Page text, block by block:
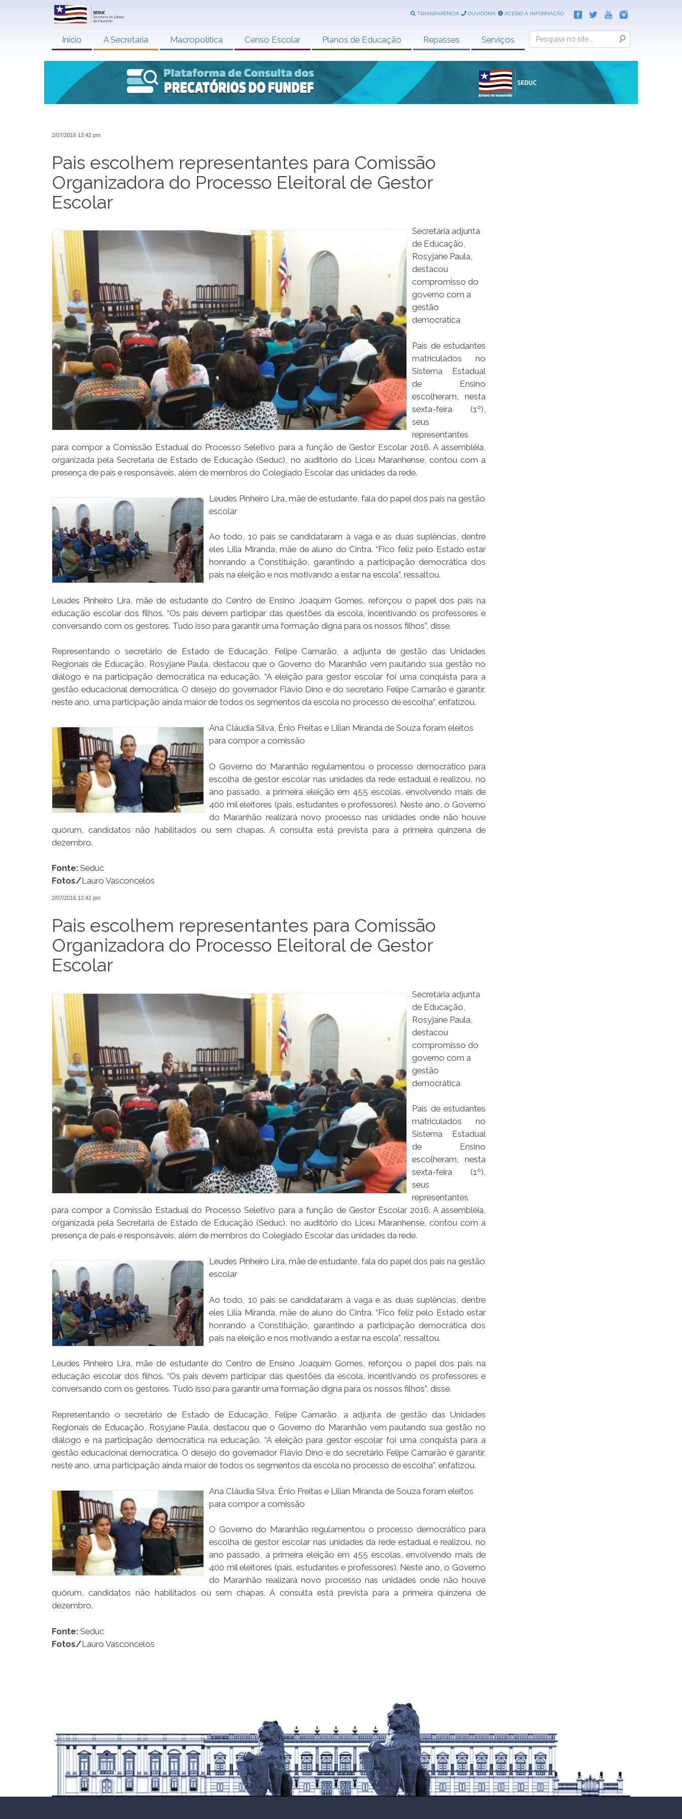
TRANSPARÊNCIA OUVIDORIA ACESSO A INFORMAÇÃO
Início A Secretaria Macropolítica Censo Escolar Planos de Educação Repasses Serviços Search
2/07/2016 12:42 pm
Pais escolhem representantes para Comissão
Organizadora do Processo Eleitoral de Gestor
Escolar
Secretária adjunta
de Educação,
Rosyjane Paula,
destacou
compromisso do
governo com a
gestão
democrática
Pais de estudantes
matriculados no
Sistema Estadual
de Ensino
escolheram, nesta
sexta-feira (1º),
seus
representantes
para compor a Comissão Estadual do Processo Seletivo para a função de Gestor Escolar 2016. A assembléia,
organizada pela Secretaria de Estado de Educação (Seduc), no auditório do Liceu Maranhense, contou com a
presença de pais e responsáveis, além de membros do Colegiado Escolar das unidades da rede.
Leudes Pinheiro Lira, mãe de estudante, fala do papel dos pais na gestão
escolar
Ao todo, 10 pais se candidataram à vaga e às duas suplências, dentre
eles Lília Miranda, mãe de aluno do Cintra. “Fico feliz pelo Estado estar
honrando a Constituição, garantindo a participação democrática dos
pais na eleição e nos motivando a estar na escola”, ressaltou.
Leudes Pinheiro Lira, mãe de estudante do Centro de Ensino Joaquim Gomes, reforçou o papel dos pais na
educação escolar dos filhos. “Os pais devem participar das questões da escola, incentivando os professores e
conversando com os gestores. Tudo isso para garantir uma formação digna para os nossos filhos”, disse.
Representando o secretário de Estado de Educação, Felipe Camarão, a adjunta de gestão das Unidades
Regionais de Educação, Rosyjane Paula, destacou que o Governo do Maranhão vem pautando sua gestão no
diálogo e na participação democrática na educação. “A eleição para gestor escolar foi uma conquista para a
gestão educacional democrática. O desejo do governador Flávio Dino e do secretário Felipe Camarão é garantir,
neste ano, uma participação ainda maior de todos os segmentos da escola no processo de escolha”, enfatizou.
Ana Cláudia Silva, Ênio Freitas e Lilian Miranda de Souza foram eleitos
para compor a comissão
O Governo do Maranhão regulamentou o processo democrático para
escolha de gestor escolar nas unidades da rede estadual e realizou, no
ano passado, a primeira eleição em 455 escolas, envolvendo mais de
400 mil eleitores (pais, estudantes e professores). Neste ano, o Governo
do Maranhão realizará novo processo nas unidades onde não houve
quórum, candidatos não habilitados ou sem chapas. A consulta está prevista para a primeira quinzena de
dezembro.
Fonte: Seduc
Fotos/Lauro Vasconcelos
2/07/2016 12:42 pm
Pais escolhem representantes para Comissão
Organizadora do Processo Eleitoral de Gestor
Escolar
Secretária adjunta
de Educação,
Rosyjane Paula,
destacou
compromisso do
governo com a
gestão
democrática
Pais de estudantes
matriculados no
Sistema Estadual
de Ensino
escolheram, nesta
sexta-feira (1º),
seus
representantes
para compor a Comissão Estadual do Processo Seletivo para a função de Gestor Escolar 2016. A assembléia,
organizada pela Secretaria de Estado de Educação (Seduc), no auditório do Liceu Maranhense, contou com a
presença de pais e responsáveis, além de membros do Colegiado Escolar das unidades da rede.
Leudes Pinheiro Lira, mãe de estudante, fala do papel dos pais na gestão
escolar
Ao todo, 10 pais se candidataram à vaga e às duas suplências, dentre
eles Lília Miranda, mãe de aluno do Cintra. “Fico feliz pelo Estado estar
honrando a Constituição, garantindo a participação democrática dos
pais na eleição e nos motivando a estar na escola”, ressaltou.
Leudes Pinheiro Lira, mãe de estudante do Centro de Ensino Joaquim Gomes, reforçou o papel dos pais na
educação escolar dos filhos. “Os pais devem participar das questões da escola, incentivando os professores e
conversando com os gestores. Tudo isso para garantir uma formação digna para os nossos filhos”, disse.
Representando o secretário de Estado de Educação, Felipe Camarão, a adjunta de gestão das Unidades
Regionais de Educação, Rosyjane Paula, destacou que o Governo do Maranhão vem pautando sua gestão no
diálogo e na participação democrática na educação. “A eleição para gestor escolar foi uma conquista para a
gestão educacional democrática. O desejo do governador Flávio Dino e do secretário Felipe Camarão é garantir,
neste ano, uma participação ainda maior de todos os segmentos da escola no processo de escolha”, enfatizou.
Ana Cláudia Silva, Ênio Freitas e Lilian Miranda de Souza foram eleitos
para compor a comissão
O Governo do Maranhão regulamentou o processo democrático para
escolha de gestor escolar nas unidades da rede estadual e realizou, no
ano passado, a primeira eleição em 455 escolas, envolvendo mais de
400 mil eleitores (pais, estudantes e professores). Neste ano, o Governo
do Maranhão realizará novo processo nas unidades onde não houve
quórum, candidatos não habilitados ou sem chapas. A consulta está prevista para a primeira quinzena de
dezembro.
Fonte: Seduc
Fotos/Lauro Vasconcelos